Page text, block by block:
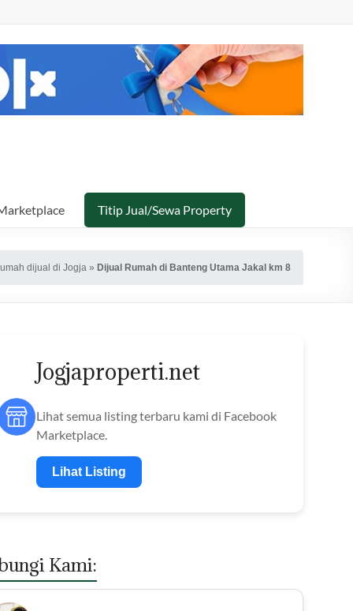
Titip Jual/Sewa Property
dijual di Jogja » Dijual Rumah di Banteng Utama Jakal km 8
Jogjaproperti.net
Lihat semua listing terbaru kami di Facebook
Marketplace.
Lihat Listing
Kami: